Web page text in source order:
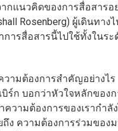
กแนวคิดของการสื่อสารอ
Rosenberg) ผู้เดินท
การสื่อสารนี้ไปใช้ทั้งในร
ามต้องการสำคัญอย่างไร
บิร์ก บอกว่าหัวใจหลักของ
ามต้องการของเรากำลั
ง ความต้องการร่วมของ